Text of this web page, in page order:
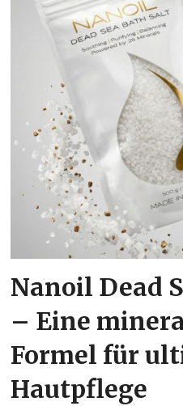
Nanoil Dead
– Eine
Formel für
Hautpflege